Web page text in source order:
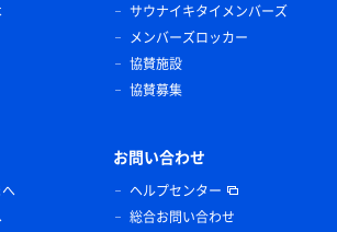
サウナイキタイメンバーズ
メンバーズロッカー
協賛施設
協賛募集
お問い合わせ
ヘルプセンター
総合お問い合わせ